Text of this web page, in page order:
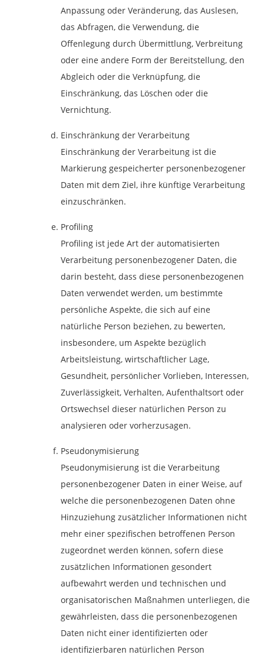
Anpassung oder Veränderung, das Auslesen,
das Abfragen, die Verwendung, die
Offenlegung durch Übermittlung, Verbreitung
oder eine andere Form der Bereitstellung, den
Abgleich oder die Verknüpfung, die
Einschränkung, das Löschen oder die
Vernichtung.
Einschränkung der Verarbeitung
Einschränkung der Verarbeitung ist die
Markierung gespeicherter personenbezogener
Daten mit dem Ziel, ihre künftige Verarbeitung
einzuschränken.
Profiling
Profiling ist jede Art der automatisierten
Verarbeitung personenbezogener Daten, die
darin besteht, dass diese personenbezogenen
Daten verwendet werden, um bestimmte
persönliche Aspekte, die sich auf eine
natürliche Person beziehen, zu bewerten,
insbesondere, um Aspekte bezüglich
Arbeitsleistung, wirtschaftlicher Lage,
Gesundheit, persönlicher Vorlieben, Interessen,
Zuverlässigkeit, Verhalten, Aufenthaltsort oder
Ortswechsel dieser natürlichen Person zu
analysieren oder vorherzusagen.
Pseudonymisierung
Pseudonymisierung ist die Verarbeitung
personenbezogener Daten in einer Weise, auf
welche die personenbezogenen Daten ohne
Hinzuziehung zusätzlicher Informationen nicht
mehr einer spezifischen betroffenen Person
zugeordnet werden können, sofern diese
zusätzlichen Informationen gesondert
aufbewahrt werden und technischen und
organisatorischen Maßnahmen unterliegen, die
gewährleisten, dass die personenbezogenen
Daten nicht einer identifizierten oder
identifizierbaren natürlichen Person